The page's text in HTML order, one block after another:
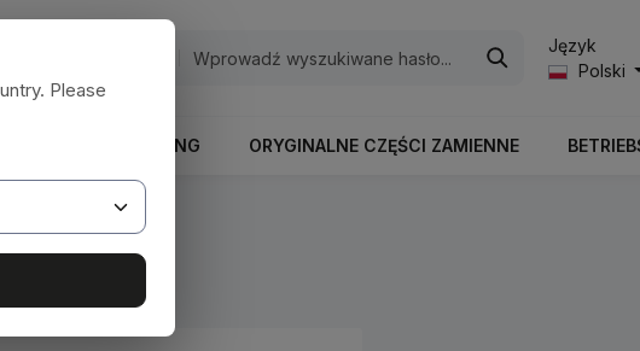
Język
Polski
BODENBEARBEITUNG ORYGINALNE CZĘŚCI ZAMIENNE
Farby i lakiery
Please